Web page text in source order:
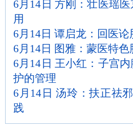
6月14日 方刚：壮医瑶
用
6月14日 谭启龙：回医
6月14日 图雅：蒙医特
6月14日 王小红：子宫
护的管理
6月14日 汤玲：扶正祛
践